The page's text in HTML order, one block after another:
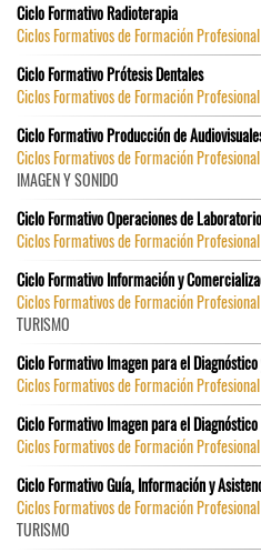
Ciclo Formativo Radioterapia
Ciclos Formativos de Formación
Ciclo Formativo Prótesis Dentales
Ciclos Formativos de Formación
Ciclo Formativo Producción de
Ciclos Formativos de Formación
IMAGEN Y SONIDO
Ciclo Formativo Operaciones de Laboratorio
Ciclos Formativos de Formación
Ciclo Formativo Información y
Ciclos Formativos de Formación
TURISMO
Ciclo Formativo Imagen para el
Ciclos Formativos de Formación
Ciclo Formativo Imagen para el Diagnóstico
Ciclos Formativos de Formación
Ciclo Formativo Guía, Información y
Ciclos Formativos de Formación
TURISMO